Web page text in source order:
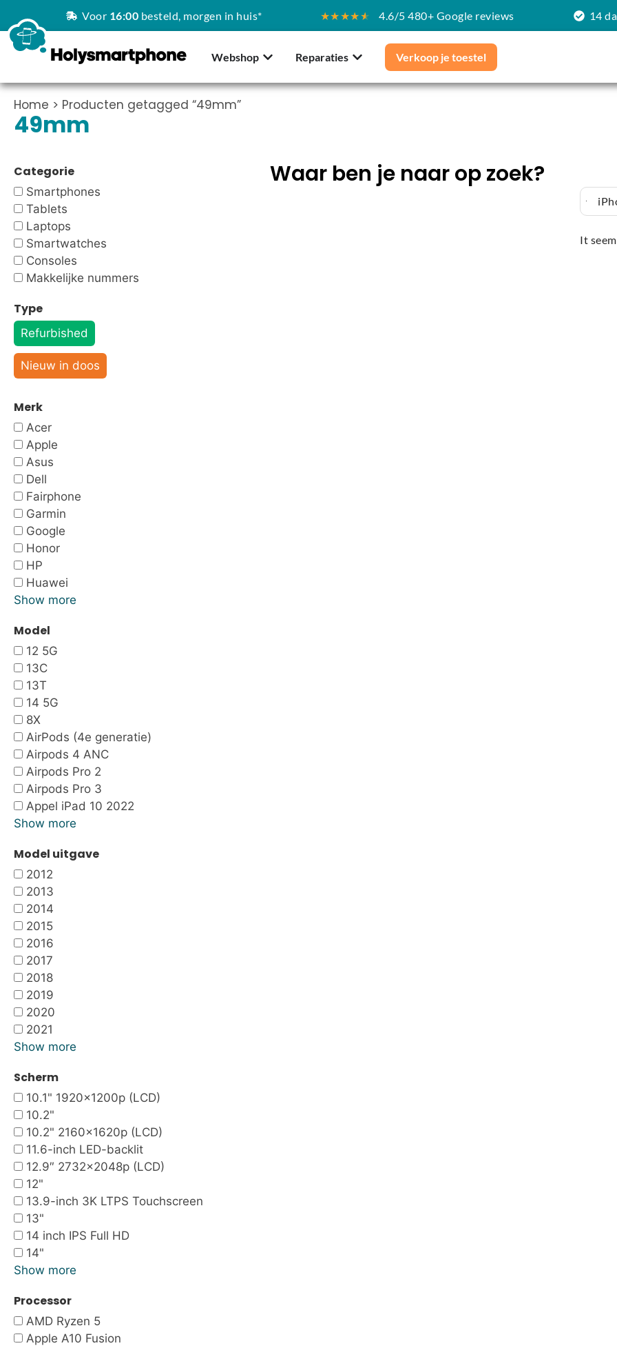
Voor 16:00 besteld, morgen in huis* ★★★★★ 4.6/5 480+ Google reviews 14
Webshop Reparaties Verkoop je toestel
Home > Producten getagged “49mm”
49mm
Categorie
Smartphones
Tablets
Laptops
Smartwatches
Consoles
Makkelijke nummers
Type
Refurbished
Nieuw in doos
Merk
Acer
Apple
Asus
Dell
Fairphone
Garmin
Google
Honor
HP
Huawei
Show more
Model
12 5G
13C
13T
14 5G
8X
AirPods (4e generatie)
Airpods 4 ANC
Airpods Pro 2
Airpods Pro 3
Appel iPad 10 2022
Show more
Model uitgave
2012
2013
2014
2015
2016
2017
2018
2019
2020
2021
Show more
Scherm
10.1" 1920x1200p (LCD)
10.2"
10.2" 2160x1620p (LCD)
11.6-inch LED-backlit
12.9″ 2732×2048p (LCD)
12"
13.9-inch 3K LTPS Touchscreen
13"
14 inch IPS Full HD
14"
Show more
Processor
AMD Ryzen 5
Apple A10 Fusion
Waar ben je naar op zoek?
It